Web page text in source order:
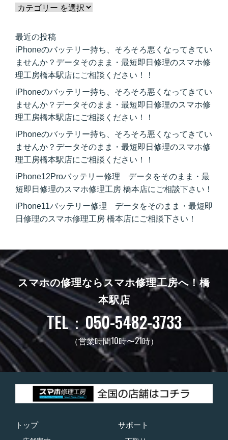
最近の投稿
iPhoneのバッテリー持ち、そろそろ悪くなってきてい
ませんか？データそのまま・最短即日修理のスマホ修
理工房橋本駅店にご相談ください！！
iPhoneのバッテリー持ち、そろそろ悪くなってきてい
ませんか？データそのまま・最短即日修理のスマホ修
理工房橋本駅店にご相談ください！！
iPhoneのバッテリー持ち、そろそろ悪くなってきてい
ませんか？データそのまま・最短即日修理のスマホ修
理工房橋本駅店にご相談ください！！
iPhone12Proバッテリー修理 データをそのまま・最
短即日修理のスマホ修理工房 橋本店にご相談下さい！
iPhone11バッテリー修理 データをそのまま・最短即
日修理のスマホ修理工房 橋本店にご相談下さい！
スマホの修理ならスマホ修理工房へ！橋
本駅店
TEL：050-5482-3733
（営業時間10時〜21時）
トップ サポート